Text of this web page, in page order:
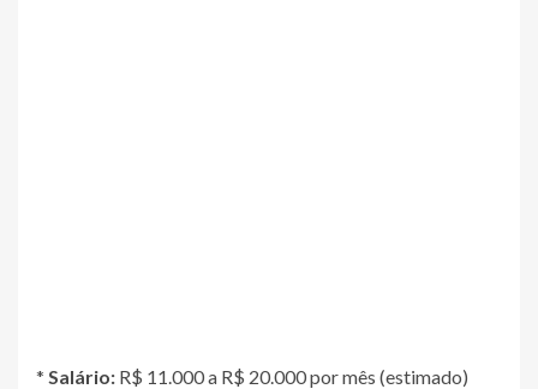
* Salário: R$ 11.000 a R$ 20.000 por mês (estimado)